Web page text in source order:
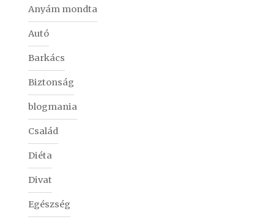
Anyám mondta
Autó
Barkács
Biztonság
blogmania
Család
Diéta
Divat
Egészség